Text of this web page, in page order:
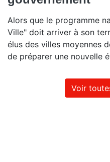
Alors que le programme
Ville" doit arriver à son
élus des villes moyennes
de préparer une nouvelle
Voir